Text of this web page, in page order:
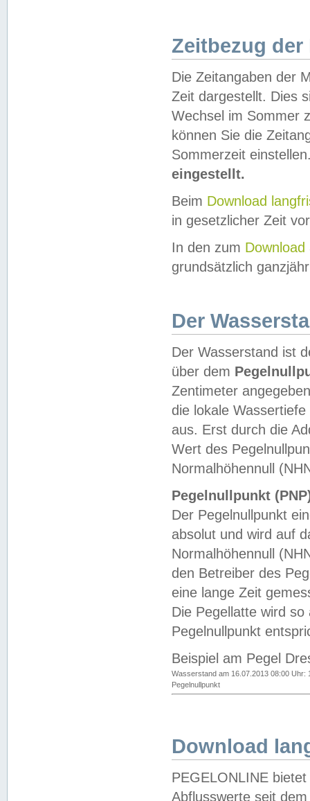
Zeitbezug der
Die Zeitangaben der
Zeit dargestellt. Dies
Wechsel im Sommer
können Sie die
Sommerzeit
eingestellt.
Beim Download
in gesetzlicher Zeit
In den zum Download
grundsätzlich
Der
Der Wasserstand ist
über dem
Zentimeter
die lokale
aus. Erst durch die
Wert des
Normalhöhennull
Pegelnullpunkt
Der Pegelnullpunkt
absolut und wird auf
Normalhöhennull
den Betreiber des
eine lange Zeit
Die Pegellatte wird
Pegelnullpunkt
Beispiel am Pegel
Wasserstand am 16.07.2013 08:00 Uhr:
Pegelnullpunkt
Download
PEGELONLINE
Abflusswerte seit